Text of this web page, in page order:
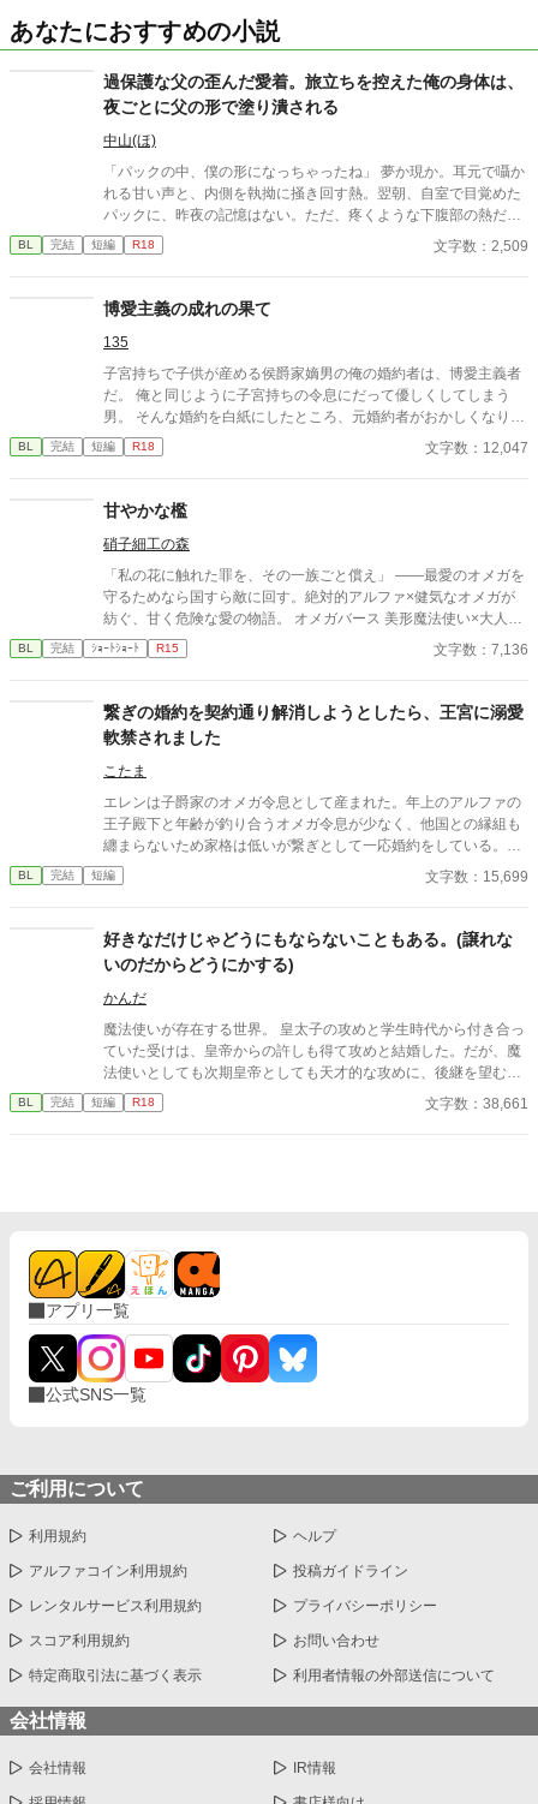
あなたにおすすめの小説
過保護な父の歪んだ愛着。旅立ちを控えた俺の身体は、
夜ごとに父の形で塗り潰される
中山(ほ)
「パックの中、僕の形になっちゃったね」 夢か現か。耳元で囁か
れる甘い声と、内側を執拗に掻き回す熱。翌朝、自室で目覚めた
パックに、昨夜の記憶はない。ただ、疼くような下腹部の熱だけ
が残っていた。 相談しようと向かった相手こそが、自分を侵食し
ている張本人だとも知らずに、パックは父の部屋の扉を開く。 こ
BL 完結 短編 R18 文字数：2,509
博愛主義の成れの果て
135
子宮持ちで子供が産める侯爵家嫡男の俺の婚約者は、博愛主義者
だ。 俺と同じように子宮持ちの令息にだって優しくしてしまう
男。 そんな婚約を白紙にしたところ、元婚約者がおかしくなりは
じめた……。
BL 完結 短編 R18 文字数：12,047
甘やかな檻
硝子細工の森
「私の花に触れた罪を、その一族ごと償え」 ――最愛のオメガを
守るためなら国すら敵に回す。絶対的アルファ×健気なオメガが
紡ぐ、甘く危険な愛の物語。 オメガバース 美形魔法使い×大人し
い異世界転移者元司書 魔法世界×獣人世界
BL 完結 ｼｮｰﾄｼｮｰﾄ R15 文字数：7,136
繋ぎの婚約を契約通り解消しようとしたら、王宮に溺愛
軟禁されました
こたま
エレンは子爵家のオメガ令息として産まれた。年上のアルファの
王子殿下と年齢が釣り合うオメガ令息が少なく、他国との縁組も
纏まらないため家格は低いが繋ぎとして一応婚約をしている。王
子のことは兄のように慕っており、初恋の人ではあるけれど、契
約終了時期か王子に想い人が現れた時には解消されるものと考え
婚を承諾するまでここから出さないと王子から溢れるほどの愛を
与えられる。ハッピーエンドオメガバースBLです。
BL 完結 短編 文字数：15,699
好きなだけじゃどうにもならないこともある。(譲れな
いのだからどうにかする)
かんだ
魔法使いが存在する世界。 皇太子の攻めと学生時代から付き合っ
ていた受けは、皇帝からの許しも得て攻めと結婚した。だが、魔
法使いとしても次期皇帝としても天才的な攻めに、後継を望む周
囲は多い。 好きなだけではどうにもならないと理解している受け
は、攻めに後継を作ることを進言するしかなく…。
BL 完結 短編 R18 文字数：38,661
アプリ一覧
公式SNS一覧
ご利用について
利用規約 ヘルプ
アルファコイン利用規約 投稿ガイドライン
レンタルサービス利用規約 プライバシーポリシー
スコア利用規約 お問い合わせ
特定商取引法に基づく表示 利用者情報の外部送信について
会社情報
会社情報 IR情報